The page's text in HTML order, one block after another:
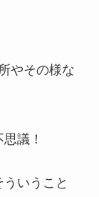
やその様な
議！
いうこと